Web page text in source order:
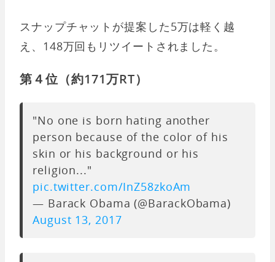
スナップチャットが提案した5万は軽く越
え、148万回もリツイートされました。
第４位（約171万RT）
"No one is born hating another
person because of the color of his
skin or his background or his
religion..."
pic.twitter.com/InZ58zkoAm
— Barack Obama (@BarackObama)
August 13, 2017